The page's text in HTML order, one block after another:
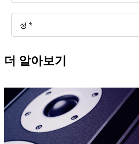
더 알아보기